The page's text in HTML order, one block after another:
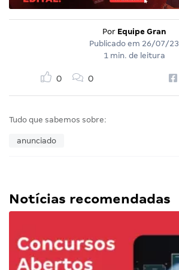
Por Equipe Gran
Publicado em 26/07/23
1 min. de leitura
0 0
Tudo que sabemos sobre:
anunciado
Notícias recomendadas